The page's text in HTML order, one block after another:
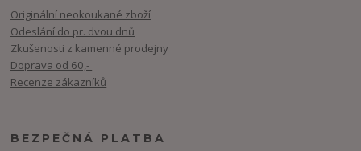
Originální neokoukané zboží
Odeslání do pr. dvou dnů
Zkušenosti z kamenné prodejny
Doprava od 60,-
Recenze zákazníků
BEZPEČNÁ PLATBA